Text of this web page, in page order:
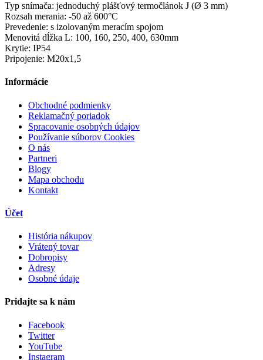
Typ snímača: jednoduchý plášťový termočlánok J (Ø 3 mm)
Rozsah merania: -50 až 600°C
Prevedenie: s izolovaným meracím spojom
Menovitá dĺžka L: 100, 160, 250, 400, 630mm
Krytie: IP54
Pripojenie: M20x1,5
Informácie
Obchodné podmienky
Reklamačný poriadok
Spracovanie osobných údajov
Používanie súborov Cookies
O nás
Partneri
Blogy
Mapa obchodu
Kontakt
Účet
História nákupov
Vrátený tovar
Dobropisy
Adresy
Osobné údaje
Pridajte sa k nám
Facebook
Twitter
YouTube
Instagram